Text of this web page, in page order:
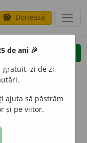
savings Donează
clear
opțiuni
declinări
de ani 🎉
gratuit, zi de zi,
ajuta să păstrăm
și pe viitor.